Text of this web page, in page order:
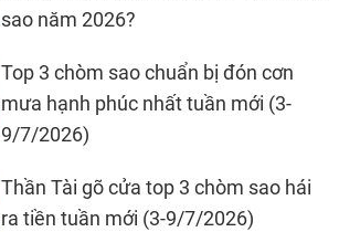
sao năm 2026?
Top 3 chòm sao chuẩn bị đón cơn
mưa hạnh phúc nhất tuần mới (3-
9/7/2026)
Thần Tài gõ cửa top 3 chòm sao hái
ra tiền tuần mới (3-9/7/2026)